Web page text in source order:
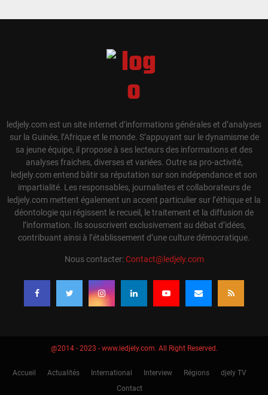
ledjely.com est un site internet d’informations générales et d’analyses
sur la Guinée, l’Afrique et le monde. S’appuyant sur le dynamisme de
sa jeune équipe, il propose à ses lecteurs des informations et des
analyses fraiches, diverses et variées. Outre sa pro-activité,
ledjely.com entend bâtir sa réputation sur son indépendance et son
impartialité. Les responsables, journalistes et collaborateurs de
ledjely.com mettent également un accent particulier sur l’éthique et la
déontologie qui régissent le recueil, le traitement et la diffusion de
l’information. Ils souscrivent exclusivement au débat d’idées,
contribuant ainsi à l’établissement d’une culture démocratique.
Nous contacter:Contact@ledjely.com
@2014 - 2023 - www.ledjely.com. All Right Reserved.
Accueil Actualités International Interview Régions
djely TV
Contact